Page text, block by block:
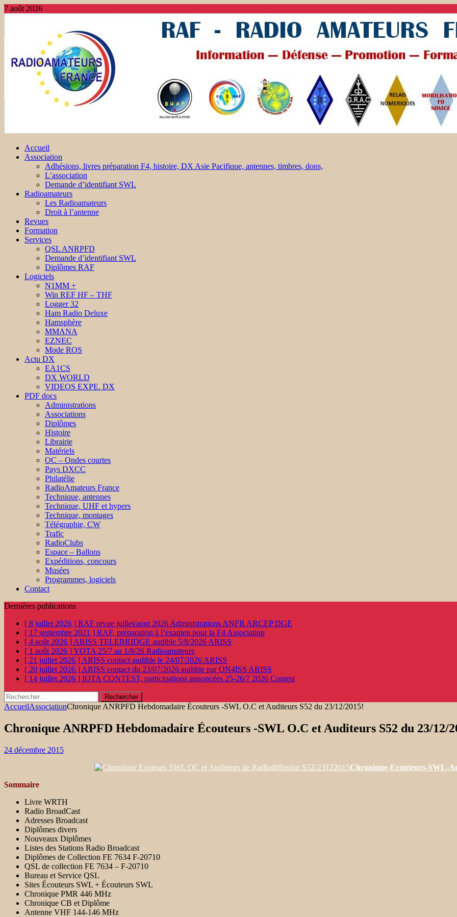
7 août 2026
Accueil
Association
Adhésions, livres préparation F4, histoire, DX Asie Pacifique, antennes, timbres, dons,
L’association
Demande d’identifiant SWL
Radioamateurs
Les Radioamateurs
Droit à l’antenne
Revues
Formation
Services
QSL ANRPFD
Demande d’identifiant SWL
Diplômes RAF
Logiciels
N1MM +
Win REF HF – THF
Logger 32
Ham Radio Deluxe
Hamsphère
MMANA
EZNEC
Mode ROS
Actu DX
EA1CS
DX WORLD
VIDEOS EXPE. DX
PDF docs
Administrations
Associations
Diplômes
Histoire
Librairie
Matériels
OC – Ondes courtes
Pays DXCC
Philatélie
RadioAmateurs France
Technique, antennes
Technique, UHF et hypers
Technique, montages
Télégraphie, CW
Trafic
RadioClubs
Espace – Ballons
Expéditions, concours
Musées
Programmes, logiciels
Contact
Dernières publications
[ 8 juillet 2026 ] RAF revue juillet/aout 2026 Administrations ANFR ARCEP DGE
[ 17 septembre 2021 ] RAF, préparation à l’examen pour la F4 Association
[ 4 août 2026 ] ARISS TELEBRIDGE audible 5/8/2026 ARISS
[ 1 août 2026 ]YOTA 25/7 au 1/8/26 Radioamateurs
[ 21 juillet 2026 ] ARISS contact audible le 24/07/2026 ARISS
[ 20 juillet 2026 ] ARISS contact du 23/07/2026 audible par ON4ISS ARISS
[ 14 juillet 2026 ] IOTA CONTEST, participations annoncées 25-26/7 2026 Contest
Rechercher :
AccueilAssociationChronique ANRPFD Hebdomadaire Écouteurs -SWL O.C et Auditeurs S52 du 23/12/2015!
Chronique ANRPFD Hebdomadaire Écouteurs -SWL O.C et Auditeurs S52 du 23/12/
24 décembre 2015
Chronique-Ecouteurs-SWL-
Sommaire
Livre WRTH
Radio BroadCast
Adresses Broadcast
Diplômes divers
Nouveaux Diplômes
Listes des Stations Radio Broadcast
Diplômes de Collection FE 7634 F-20710
QSL de collection FE 7634 – F-20710
Bureau et Service QSL
Sites Écouteurs SWL + Écouteurs SWL
Chronique PMR 446 MHz
Chronique CB et Diplôme
Antenne VHF 144-146 MHz